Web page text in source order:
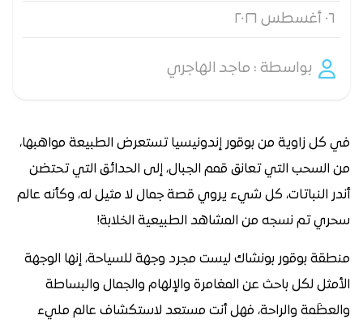
٠٦ أغسطس ٢٠٢٦
بواسطة : ماجد الهاجري
في كل زاوية من بوقور إندونيسيا تستعرض الطبيعة مواهبها،
من السحب التي تعانق قمم الجبال، إلى الحدائق التي تحتضن
أندر النباتات، كل شيء يروي قصة جمال لا مثيل له، وكأنه عالم
سحري تم نسجه من المشاهد الطبيعية الخلابة!
منطقة بوقور بونشاك ليست مجرد وجهة للسياحة، إنها الوجهة
الأمثل لكل باحث عن المغامرة والإلهام والجمال والبساطة
والعظَمة والراحة، فهل أنت مستعد لاستكشاف عالم مليء